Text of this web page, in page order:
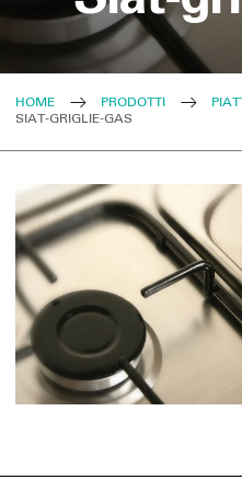
HOME PRODOTTI
SIAT-GRIGLIE-GAS